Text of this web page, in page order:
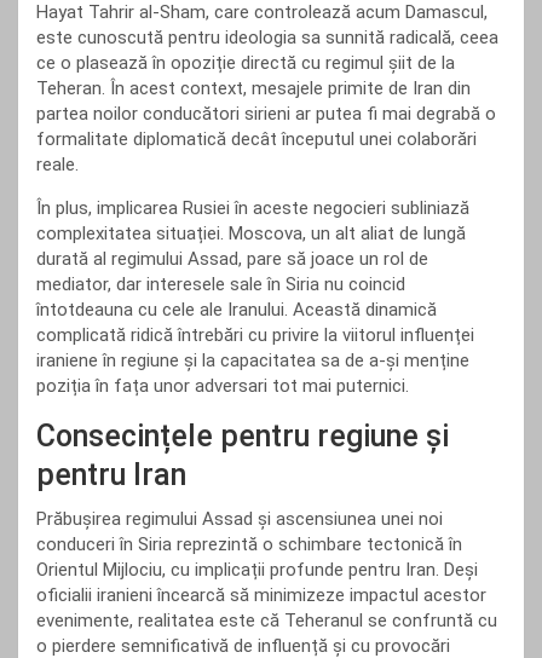
Hayat Tahrir al-Sham, care controlează acum Damascul,
este cunoscută pentru ideologia sa sunnită radicală, ceea
ce o plasează în opoziție directă cu regimul șiit de la
Teheran. În acest context, mesajele primite de Iran din
partea noilor conducători sirieni ar putea fi mai degrabă o
formalitate diplomatică decât începutul unei colaborări
reale.
În plus, implicarea Rusiei în aceste negocieri subliniază
complexitatea situației. Moscova, un alt aliat de lungă
durată al regimului Assad, pare să joace un rol de
mediator, dar interesele sale în Siria nu coincid
întotdeauna cu cele ale Iranului. Această dinamică
complicată ridică întrebări cu privire la viitorul influenței
iraniene în regiune și la capacitatea sa de a-și menține
poziția în fața unor adversari tot mai puternici.
Consecințele pentru regiune și
pentru Iran
Prăbușirea regimului Assad și ascensiunea unei noi
conduceri în Siria reprezintă o schimbare tectonică în
Orientul Mijlociu, cu implicații profunde pentru Iran. Deși
oficialii iranieni încearcă să minimizeze impactul acestor
evenimente, realitatea este că Teheranul se confruntă cu
o pierdere semnificativă de influență și cu provocări